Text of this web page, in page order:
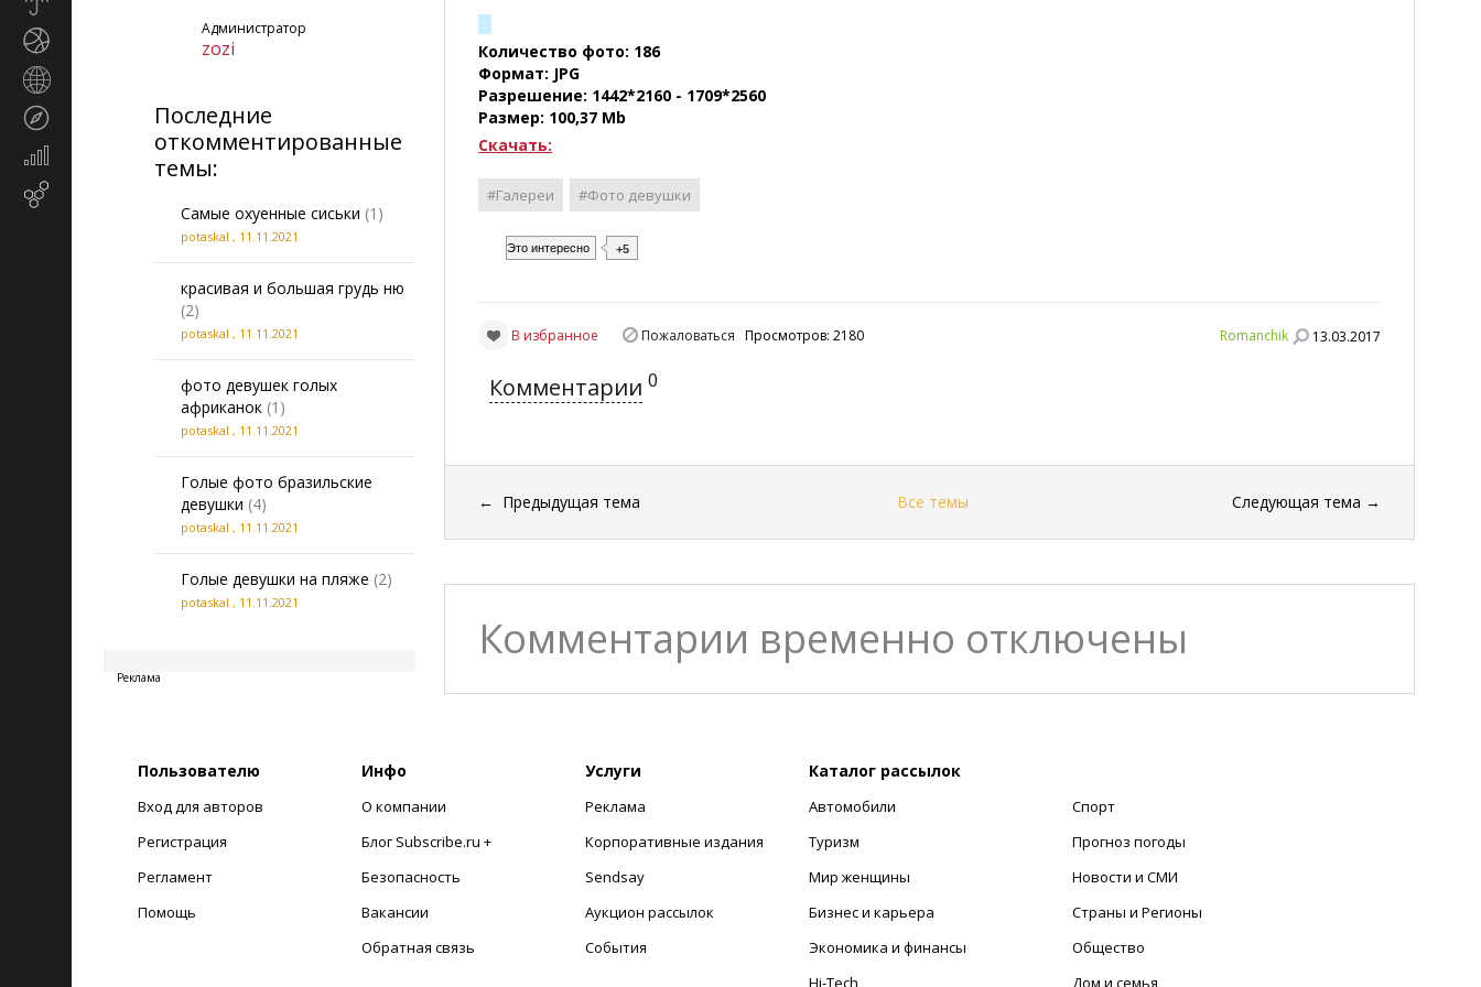
Экономика
Администратор
zozi
Последние
откомментированные
темы:
Самые охуенные сиськи (1)
potaskal , 11.11.2021
красивая и большая грудь ню
(2)
potaskal , 11.11.2021
фото девушек голых
африканок (1)
potaskal , 11.11.2021
Голые фото бразильские
девушки (4)
potaskal , 11.11.2021
Голые девушки на пляже (2)
potaskal , 11.11.2021
Реклама
Количество фото: 186
Формат: JPG
Разрешение: 1442*2160 - 1709*2560
Размер: 100,37 Mb
Cкачать:
#Галереи #Фото девушки
Это интересно +5
Romanchik 13.03.2017
В избранное Пожаловаться Просмотров: 2180
Комментарии 0
← Предыдущая тема Все темы Следующая тема →
Комментарии временно отключены
Пользователю
Вход для авторов
Регистрация
Регламент
Помощь
Инфо
О компании
Блог Subscribe.ru +
Безопасность
Вакансии
Обратная связь
Услуги
Реклама
Корпоративные издания
Sendsay
Аукцион рассылок
События
Каталог рассылок
Автомобили
Туризм
Мир женщины
Бизнес и карьера
Экономика и финансы
Hi-Tech
Спорт
Прогноз погоды
Новости и СМИ
Страны и Регионы
Общество
Дом и семья